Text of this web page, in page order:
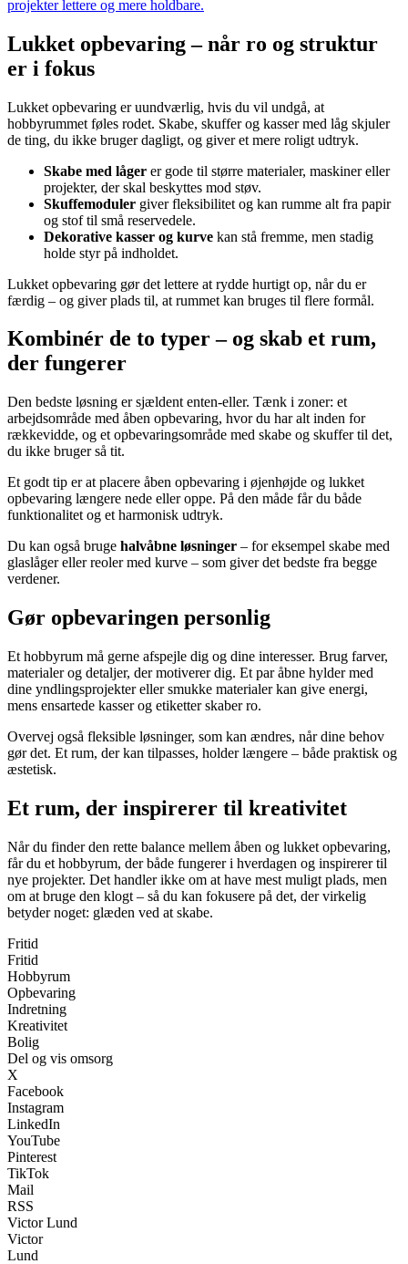
projekter lettere og mere holdbare.
Lukket opbevaring – når ro og struktur
er i fokus
Lukket opbevaring er uundværlig, hvis du vil undgå, at
hobbyrummet føles rodet. Skabe, skuffer og kasser med låg skjuler
de ting, du ikke bruger dagligt, og giver et mere roligt udtryk.
Skabe med låger er gode til større materialer, maskiner eller
projekter, der skal beskyttes mod støv.
Skuffemoduler giver fleksibilitet og kan rumme alt fra papir
og stof til små reservedele.
Dekorative kasser og kurve kan stå fremme, men stadig
holde styr på indholdet.
Lukket opbevaring gør det lettere at rydde hurtigt op, når du er
færdig – og giver plads til, at rummet kan bruges til flere formål.
Kombinér de to typer – og skab et rum,
der fungerer
Den bedste løsning er sjældent enten-eller. Tænk i zoner: et
arbejdsområde med åben opbevaring, hvor du har alt inden for
rækkevidde, og et opbevaringsområde med skabe og skuffer til det,
du ikke bruger så tit.
Et godt tip er at placere åben opbevaring i øjenhøjde og lukket
opbevaring længere nede eller oppe. På den måde får du både
funktionalitet og et harmonisk udtryk.
Du kan også bruge halvåbne løsninger – for eksempel skabe med
glaslåger eller reoler med kurve – som giver det bedste fra begge
verdener.
Gør opbevaringen personlig
Et hobbyrum må gerne afspejle dig og dine interesser. Brug farver,
materialer og detaljer, der motiverer dig. Et par åbne hylder med
dine yndlingsprojekter eller smukke materialer kan give energi,
mens ensartede kasser og etiketter skaber ro.
Overvej også fleksible løsninger, som kan ændres, når dine behov
gør det. Et rum, der kan tilpasses, holder længere – både praktisk og
æstetisk.
Et rum, der inspirerer til kreativitet
Når du finder den rette balance mellem åben og lukket opbevaring,
får du et hobbyrum, der både fungerer i hverdagen og inspirerer til
nye projekter. Det handler ikke om at have mest muligt plads, men
om at bruge den klogt – så du kan fokusere på det, der virkelig
betyder noget: glæden ved at skabe.
Fritid
Fritid
Hobbyrum
Opbevaring
Indretning
Kreativitet
Bolig
Del og vis omsorg
X
Facebook
Instagram
LinkedIn
YouTube
Pinterest
TikTok
Mail
RSS
Victor Lund
Victor
Lund